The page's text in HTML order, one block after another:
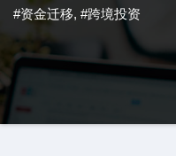
#资金迁移, #跨境投资